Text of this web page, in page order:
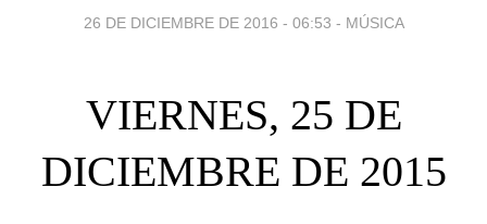
26 DE DICIEMBRE DE 2016 - 06:53 - MÚSICA
VIERNES, 25 DE
DICIEMBRE DE 2015